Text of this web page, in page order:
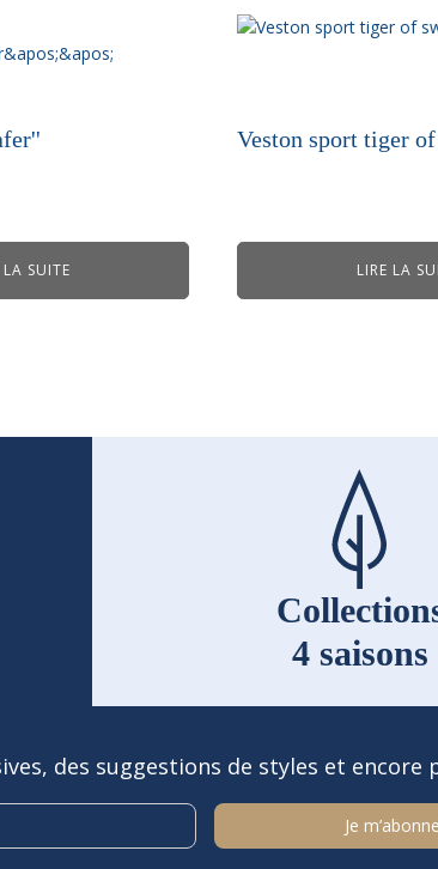
LA SUITE
Veston sport tiger of
LIRE LA
4 saisons
des suggestions de styles et encore